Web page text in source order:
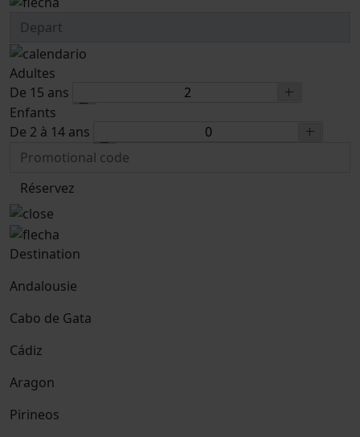
Adultes
De 15 ans
Enfants
De 2 à 14 ans
Réservez
Destination
Andalousie
Cabo de Gata
Cádiz
Aragon
Pirineos